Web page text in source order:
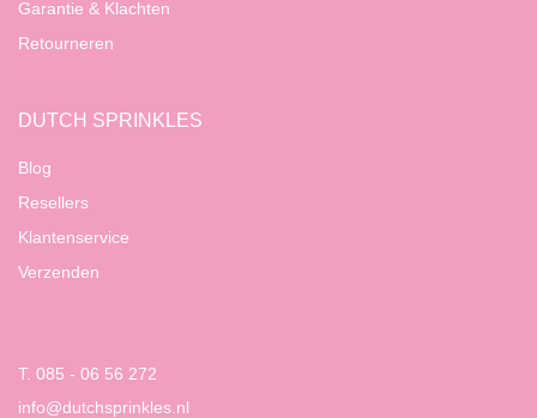
Garantie & Klachten
Retourneren
DUTCH SPRINKLES
Blog
Resellers
Klantenservice
Verzenden
T. 085 - 06 56 272
info@dutchsprinkles.nl